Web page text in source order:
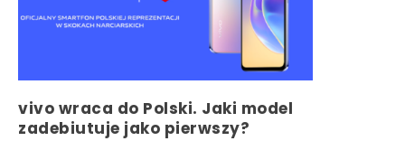
vivo wraca do Polski. Jaki model
zadebiutuje jako pierwszy?